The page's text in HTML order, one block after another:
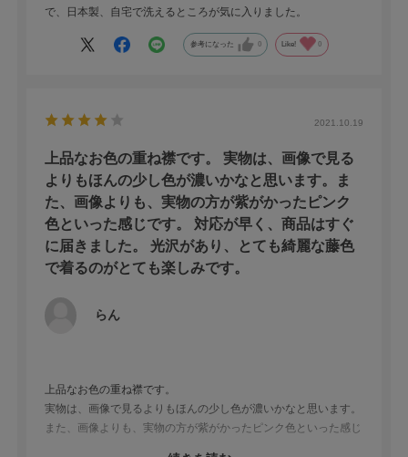
で、日本製、自宅で洗えるところが気に入りました。
参考になった 0 Like! 0
2021.10.19
上品なお色の重ね襟です。 実物は、画像で見る
よりもほんの少し色が濃いかなと思います。ま
た、画像よりも、実物の方が紫がかったピンク
色といった感じです。 対応が早く、商品はすぐ
に届きました。 光沢があり、とても綺麗な藤色
で着るのがとても楽しみです。
らん
上品なお色の重ね襟です。
実物は、画像で見るよりもほんの少し色が濃いかなと思います。
また、画像よりも、実物の方が紫がかったピンク色といった感じ